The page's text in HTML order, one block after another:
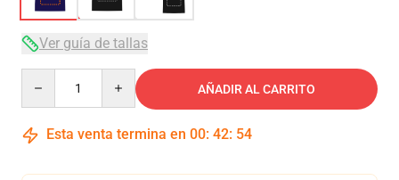
Ver guía de tallas
AÑADIR AL CARRITO
Esta venta termina en 00: 42: 53